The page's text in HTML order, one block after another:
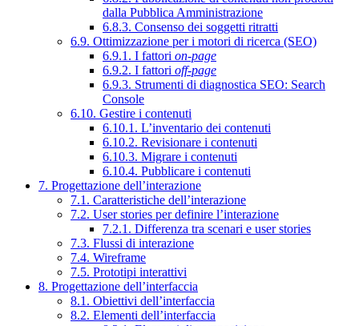
dalla Pubblica Amministrazione
6.8.3. Consenso dei soggetti ritratti
6.9. Ottimizzazione per i motori di ricerca (SEO)
6.9.1. I fattori on-page
6.9.2. I fattori off-page
6.9.3. Strumenti di diagnostica SEO: Search
Console
6.10. Gestire i contenuti
6.10.1. L’inventario dei contenuti
6.10.2. Revisionare i contenuti
6.10.3. Migrare i contenuti
6.10.4. Pubblicare i contenuti
7. Progettazione dell’interazione
7.1. Caratteristiche dell’interazione
7.2. User stories per definire l’interazione
7.2.1. Differenza tra scenari e user stories
7.3. Flussi di interazione
7.4. Wireframe
7.5. Prototipi interattivi
8. Progettazione dell’interfaccia
8.1. Obiettivi dell’interfaccia
8.2. Elementi dell’interfaccia